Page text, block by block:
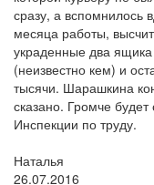
сразу, а вспомнилось
месяца работы,
украденные два
(неизвестно кем) и
тысячи. Шарашкина
сказано. Громче будет
Инспекции по труду.
Наталья
26.07.2016